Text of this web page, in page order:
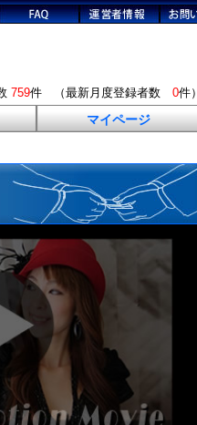
759件 （最新月度登録者数 0件）
マイページ